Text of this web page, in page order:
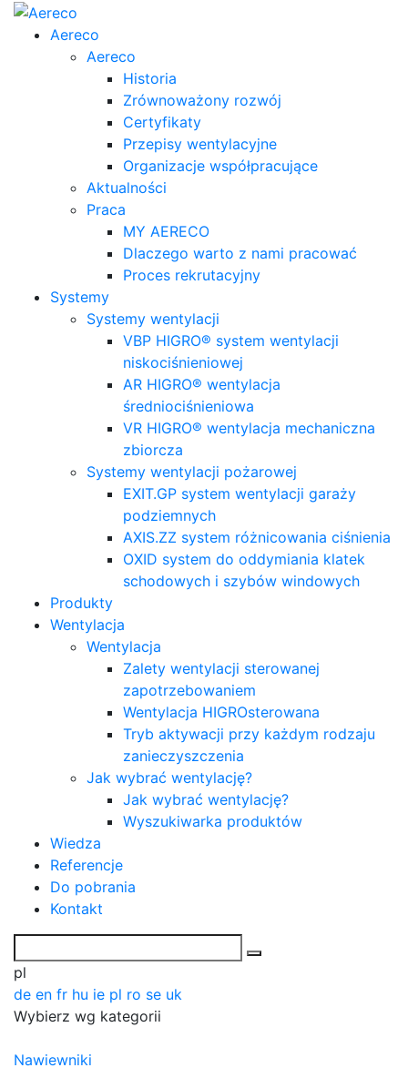
Aereco
Aereco
Historia
Zrównoważony rozwój
Certyfikaty
Przepisy wentylacyjne
Organizacje współpracujące
Aktualności
Praca
MY AERECO
Dlaczego warto z nami pracować
Proces rekrutacyjny
Systemy
Systemy wentylacji
VBP HIGRO® system wentylacji
niskociśnieniowej
AR HIGRO® wentylacja
średniociśnieniowa
VR HIGRO® wentylacja mechaniczna
zbiorcza
Systemy wentylacji pożarowej
EXIT.GP system wentylacji garaży
podziemnych
AXIS.ZZ system różnicowania ciśnienia
OXID system do oddymiania klatek
schodowych i szybów windowych
Produkty
Wentylacja
Wentylacja
Zalety wentylacji sterowanej
zapotrzebowaniem
Wentylacja HIGROsterowana
Tryb aktywacji przy każdym rodzaju
zanieczyszczenia
Jak wybrać wentylację?
Jak wybrać wentylację?
Wyszukiwarka produktów
Wiedza
Referencje
Do pobrania
Kontakt
pl
de en fr hu ie pl ro se uk
Wybierz wg kategorii
Nawiewniki